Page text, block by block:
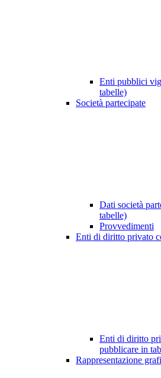
Enti pubblici
tabelle)
Società partecipate
Dati società
tabelle)
Provvedimenti
Enti di diritto privato
Enti di diritto
pubblicare in
Rappresentazione